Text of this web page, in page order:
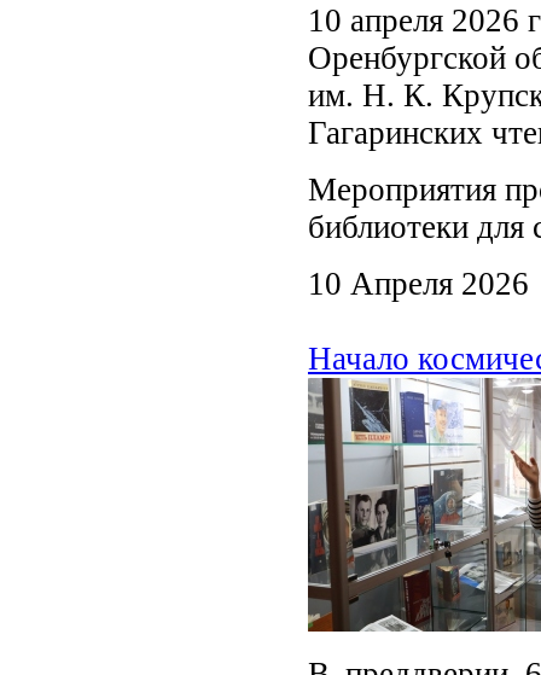
10 апреля 2026
Оренбургской
им. Н. К.
Гагаринских
Мероприятия
библиотеки для
10 Апреля 2026
Начало